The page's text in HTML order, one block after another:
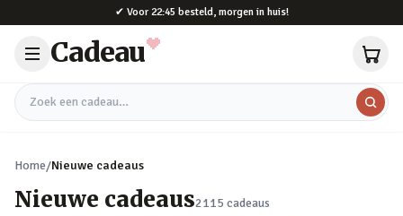
✔ Voor 22:45 besteld, morgen in huis!
Cadeau
Zoek een cadeau
Home/Nieuwe cadeaus
Nieuwe cadeaus2115 cadeaus